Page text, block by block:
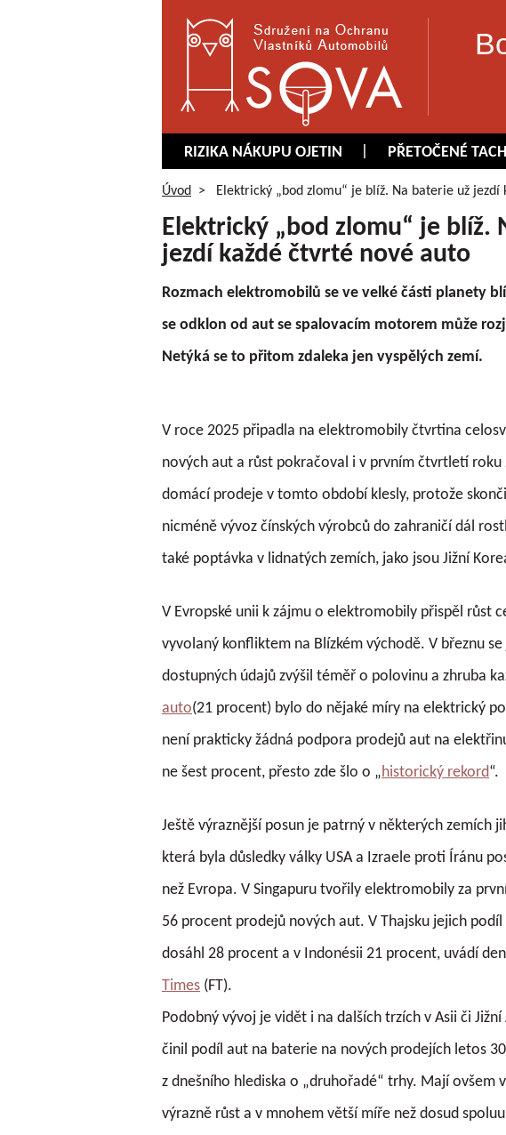
RIZIKA NÁKUPU OJETIN PŘETOČENÉ
Úvod > Elektrický „bod zlomu“ je blíž. Na baterie už
Elektrický „bod zlomu“ je blíž.
jezdí každé čtvrté nové auto
Rozmach elektromobilů se ve velké části planety
se odklon od aut se spalovacím motorem může
Netýká se to přitom zdaleka jen vyspělých zemí.
V roce 2025 připadla na elektromobily čtvrtina
nových aut a růst pokračoval i v prvním čtvrtletí roku
domácí prodeje v tomto období klesly, protože
nicméně vývoz čínských výrobců do zahraničí dál
také poptávka v lidnatých zemích, jako jsou Jižní
V Evropské unii k zájmu o elektromobily přispěl růst
vyvolaný konfliktem na Blízkém východě. V březnu
dostupných údajů zvýšil téměř o polovinu a zhruba
auto(21 procent) bylo do nějaké míry na elektrický
není prakticky žádná podpora prodejů aut na
ne šest procent, přesto zde šlo o „historický rekord“.
Ještě výraznější posun je patrný v některých zemích
která byla důsledky války USA a Izraele proti Íránu
než Evropa. V Singapuru tvořily elektromobily za
56 procent prodejů nových aut. V Thajsku jejich
dosáhl 28 procent a v Indonésii 21 procent, uvádí
Times (FT).
Podobný vývoj je vidět i na dalších trzích v Asii či
činil podíl aut na baterie na nových prodejích letos
z dnešního hlediska o „druhořadé“ trhy. Mají ovšem
výrazně růst a v mnohem větší míře než dosud